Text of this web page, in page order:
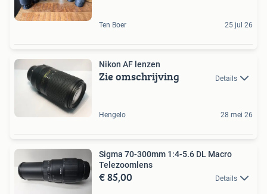
Ten Boer 25 jul 26
Nikon AF lenzen
Zie omschrijving Details
Hengelo 28 mei 26
Sigma 70-300mm 1:4-5.6 DL Macro
Telezoomlens
€ 85,00 Details